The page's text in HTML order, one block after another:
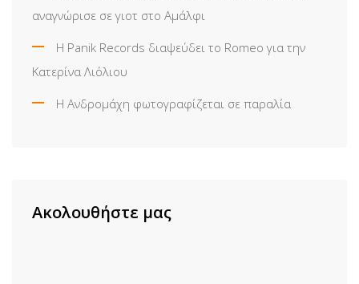
αναγνώρισε σε γιοτ στο Αμάλφι
Η Panik Records διαψεύδει το Romeo για την
Κατερίνα Λιόλιου
Η Ανδρομάχη φωτογραφίζεται σε παραλία
Ακολουθήστε μας